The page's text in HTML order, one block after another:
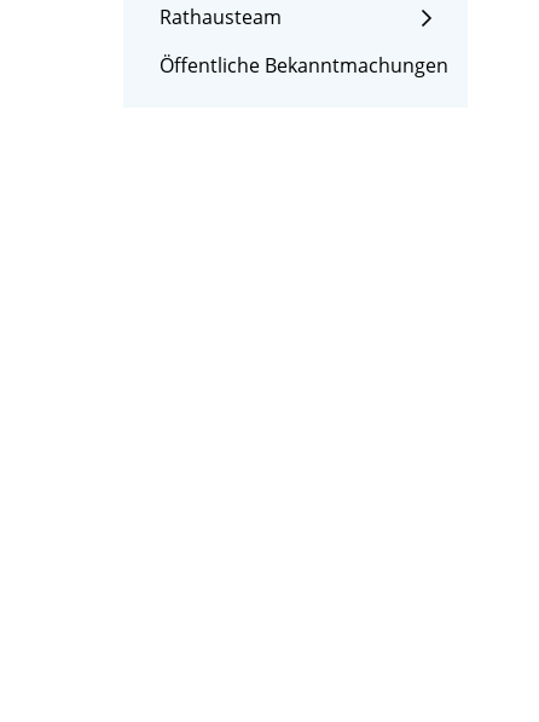
Rathausteam
Öffentliche Bekanntmachungen